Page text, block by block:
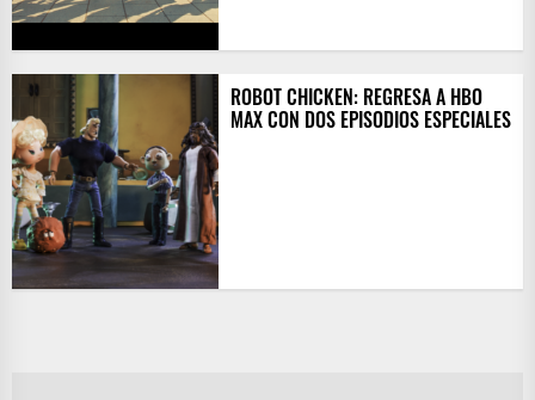
ROBOT CHICKEN: REGRESA A HBO
MAX CON DOS EPISODIOS ESPECIALES